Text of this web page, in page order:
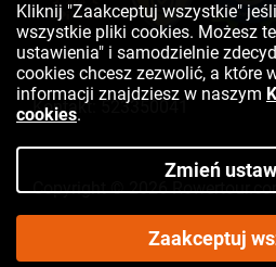
Kontakt:523350041
Copyright © 2026
Internetowy sklep rowerowy
Kliknij "Zaakceptuj wszystkie"
wszystkie pliki cookies. Możesz
ustawienia" i samodzielnie
cookies chcesz zezwolić, a które
informacji znajdziesz w naszym
cookies.
Zmień
Zaakceptuj